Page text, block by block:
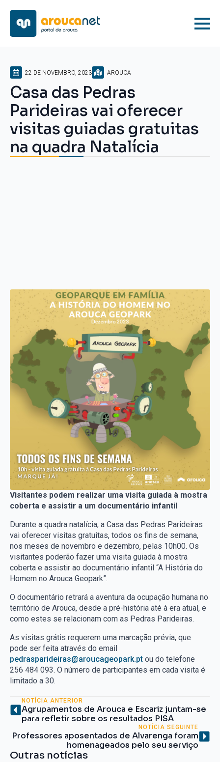
22 DE NOVEMBRO, 2023 AROUCA
Casa das Pedras
Parideiras vai oferecer
visitas guiadas gratuitas
na quadra Natalícia
Visitantes podem realizar uma visita guiada à mostra
coberta e assistir a um documentário infantil
Durante a quadra natalícia, a Casa das Pedras Parideiras
vai oferecer visitas gratuitas, todos os fins de semana,
nos meses de novembro e dezembro, pelas 10h00. Os
visitantes poderão fazer uma visita guiada à mostra
coberta e assistir ao documentário infantil “A História do
Homem no Arouca Geopark”.
O documentário retrará a aventura da ocupação humana no
território de Arouca, desde a pré-história até à era atual, e
como estes se relacionam com as Pedras Parideiras.
As visitas grátis requerem uma marcação prévia, que
pode ser feita através do email
pedrasparideiras@aroucageopark.pt ou do telefone
256 484 093. O número de participantes em cada visita é
limitado a 30.
NOTÍCIA ANTERIOR
Agrupamentos de Arouca e Escariz juntam-se
para refletir sobre os resultados PISA
NOTÍCIA SEGUINTE
Professores aposentados de Alvarenga foram
homenageados pelo seu serviço
Outras notícias